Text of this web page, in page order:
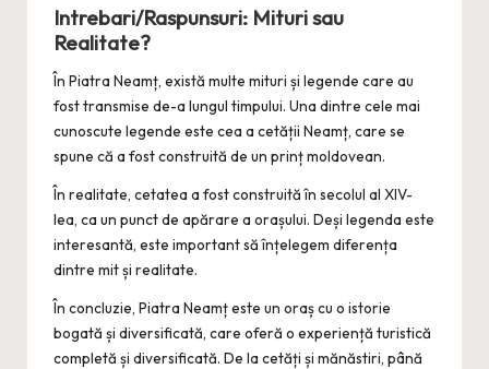
Intrebari/Raspunsuri: Mituri sau
Realitate?
În Piatra Neamț, există multe mituri și legende care au
fost transmise de-a lungul timpului. Una dintre cele mai
cunoscute legende este cea a cetății Neamț, care se
spune că a fost construită de un prinț moldovean.
În realitate, cetatea a fost construită în secolul al XIV-
lea, ca un punct de apărare a orașului. Deși legenda este
interesantă, este important să înțelegem diferența
dintre mit și realitate.
În concluzie, Piatra Neamț este un oraș cu o istorie
bogată și diversificată, care oferă o experiență turistică
completă și diversificată. De la cetăți și mănăstiri, până